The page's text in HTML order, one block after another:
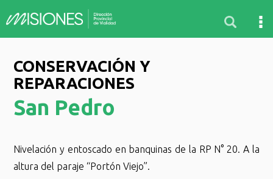
CONSERVACIÓN Y
REPARACIONES
San Pedro
Nivelación y entoscado en banquinas de la RP N° 20. A la
altura del paraje “Portón Viejo”.